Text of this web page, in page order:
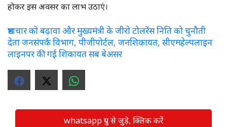
होकर इस अवसर का लाभ उठाएं।
भ्रष्टाचार को बढ़ावा और मुख्यमंत्री के जीरो टोलरेंस निति को चुनौती
देता जनसंपर्क विभाग, पीजीपोर्टल, जनशिकायत, सीएमहेल्पलाइन
लाइनपर की गई शिकायत सब बेअसर
whatsapp ग्रुप से जुड़े, क्लिक करें